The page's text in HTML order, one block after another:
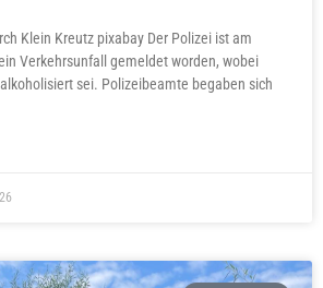
Klein Kreutz pixabay Der Polizei ist am
Verkehrsunfall gemeldet worden, wobei
sei. Polizeibeamte begaben sich